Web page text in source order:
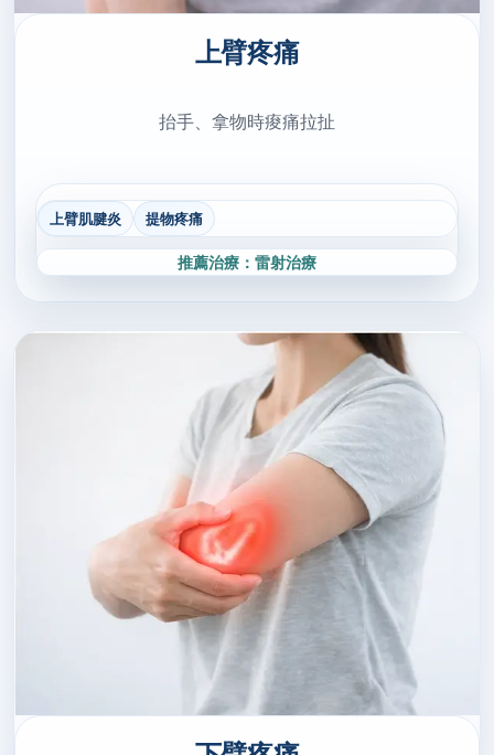
上臂疼痛
抬手、拿物時痠痛拉扯
上臂肌腱炎 提物疼痛
推薦治療：雷射治療